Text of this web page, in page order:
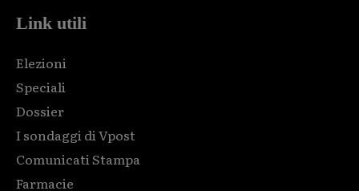
Link utili
Elezioni
Speciali
Dossier
I sondaggi di Vpost
Comunicati Stampa
Farmacie